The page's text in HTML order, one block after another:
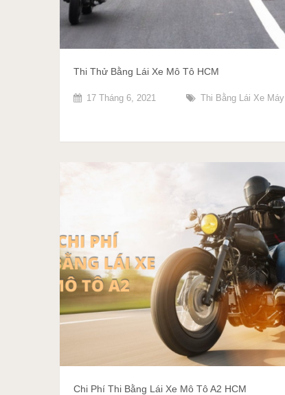
Thi Thử Bằng Lái Xe Mô Tô HCM
17 Tháng 6, 2021 Thi Bằng Lái Xe Máy
Chi Phí Thi Bằng Lái Xe Mô Tô A2 HCM